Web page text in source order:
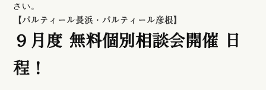
さい。
【パルティール長浜・パルティール彦根】
９月度 無料個別相談会開催 日
程！